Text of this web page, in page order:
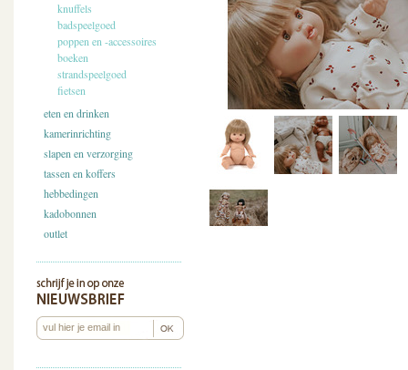
knuffels
badspeelgoed
poppen en -accessoires
boeken
strandspeelgoed
fietsen
eten en drinken
kamerinrichting
slapen en verzorging
tassen en koffers
hebbedingen
kadobonnen
outlet